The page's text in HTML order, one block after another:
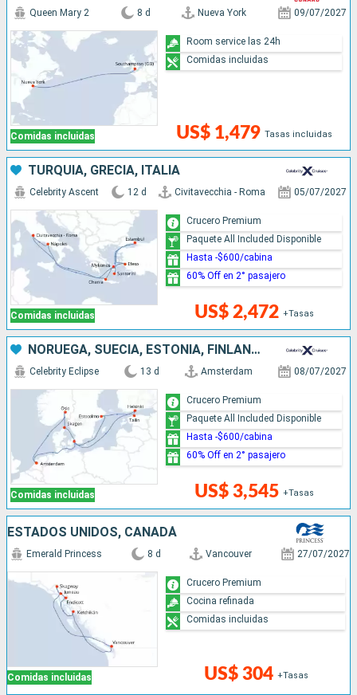
Comidas incluidas
Queen Mary 2 8 d Nueva York 09/07/2027
US$ 1,479 Tasas incluidas
Room service las 24h
Comidas incluidas
TURQUÍA, GRECIA, ITALIA
Comidas incluidas
Celebrity Ascent 12 d Civitavecchia - Roma 05/07/2027
US$ 2,472 +Tasas
Crucero Premium
Paquete All Included Disponible
Hasta -$600/cabina
60% Off en 2° pasajero
NORUEGA, SUECIA, ESTONIA, FINLANDIA, DINAMARCA, PAISES BAJOS
Comidas incluidas
Celebrity Eclipse 13 d Amsterdam 08/07/2027
US$ 3,545 +Tasas
Crucero Premium
Paquete All Included Disponible
Hasta -$600/cabina
60% Off en 2° pasajero
ESTADOS UNIDOS, CANADÁ
Comidas incluidas
Emerald Princess 8 d Vancouver 27/07/2027
US$ 304 +Tasas
Crucero Premium
Cocina refinada
Comidas incluidas